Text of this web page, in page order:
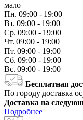
мало
Пн. 09:00 - 19:00
Вт. 09:00 - 19:00
Ср. 09:00 - 19:00
Чт. 09:00 - 19:00
Пт. 09:00 - 19:00
Сб. 09:00 - 19:00
Вс. 09:00 - 19:00
Бесплатная
По городу доставка
Доставка на
Подробнее